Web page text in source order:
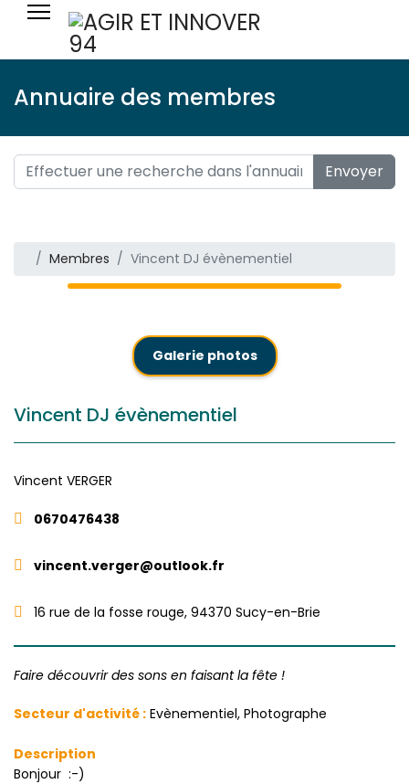
Annuaire des membres
Envoyer
Membres Vincent DJ évènementiel
Galerie photos
Vincent DJ évènementiel
Vincent VERGER
0670476438
vincent.verger@outlook.fr
16 rue de la fosse rouge, 94370 Sucy-en-Brie
Faire découvrir des sons en faisant la fête !
Secteur d'activité : Evènementiel, Photographe
Description
Bonjour :-)